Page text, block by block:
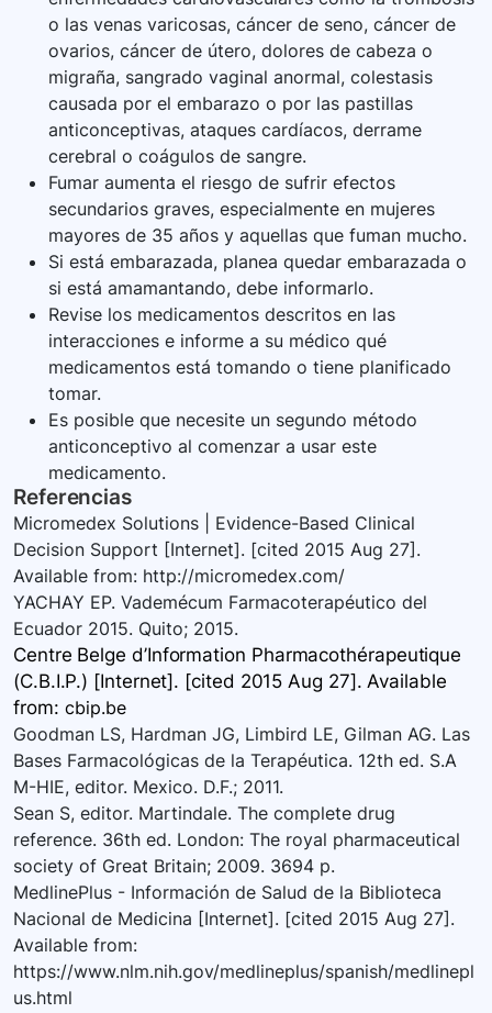
o las venas varicosas, cáncer de seno, cáncer de
ovarios, cáncer de útero, dolores de cabeza o
migraña, sangrado vaginal anormal, colestasis
causada por el embarazo o por las pastillas
anticonceptivas, ataques cardíacos, derrame
cerebral o coágulos de sangre.
Fumar aumenta el riesgo de sufrir efectos
secundarios graves, especialmente en mujeres
mayores de 35 años y aquellas que fuman mucho.
Si está embarazada, planea quedar embarazada o
si está amamantando, debe informarlo.
Revise los medicamentos descritos en las
interacciones e informe a su médico qué
medicamentos está tomando o tiene planificado
tomar.
Es posible que necesite un segundo método
anticonceptivo al comenzar a usar este
medicamento.
Referencias
Micromedex Solutions | Evidence-Based Clinical
Decision Support [Internet]. [cited 2015 Aug 27].
Available from: http://micromedex.com/
YACHAY EP. Vademécum Farmacoterapéutico del
Ecuador 2015. Quito; 2015.
Centre Belge d’Information Pharmacothérapeutique
(C.B.I.P.) [Internet]. [cited 2015 Aug 27]. Available
from: cbip.be
Goodman LS, Hardman JG, Limbird LE, Gilman AG. Las
Bases Farmacológicas de la Terapéutica. 12th ed. S.A
M-HIE, editor. Mexico. D.F.; 2011.
Sean S, editor. Martindale. The complete drug
reference. 36th ed. London: The royal pharmaceutical
society of Great Britain; 2009. 3694 p.
MedlinePlus - Información de Salud de la Biblioteca
Nacional de Medicina [Internet]. [cited 2015 Aug 27].
Available from:
https://www.nlm.nih.gov/medlineplus/spanish/medlinepl
us.html